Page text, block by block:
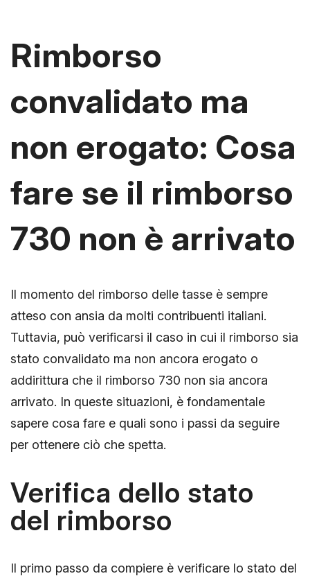
Rimborso
convalidato ma
non erogato: Cosa
fare se il rimborso
730 non è arrivato
Il momento del rimborso delle tasse è sempre
atteso con ansia da molti contribuenti italiani.
Tuttavia, può verificarsi il caso in cui il rimborso sia
stato convalidato ma non ancora erogato o
addirittura che il rimborso 730 non sia ancora
arrivato. In queste situazioni, è fondamentale
sapere cosa fare e quali sono i passi da seguire
per ottenere ciò che spetta.
Verifica dello stato
del rimborso
Il primo passo da compiere è verificare lo stato del